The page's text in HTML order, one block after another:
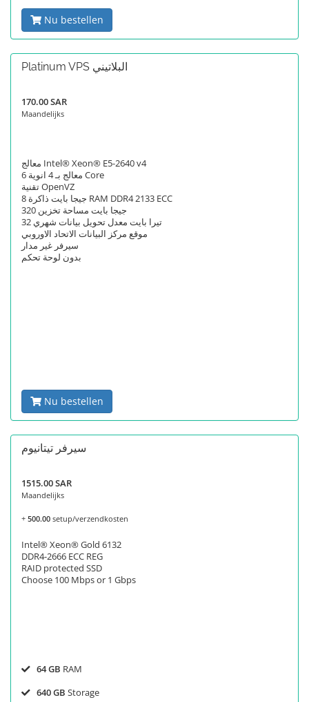
Nu bestellen
Platinum VPS البلاتيني
170.00 SAR
Maandelijks
معالج Intel® Xeon® E5-2640 v4
معالج بـ 4 انوية 6 Core
تقنية OpenVZ
8 جيجا بايت ذاكرة RAM DDR4 2133 ECC
320 جيجا بايت مساحة تخزين
32 تيرا بايت معدل تحويل بيانات شهري
موقع مركز البيانات الاتحاد الاوروبي
سيرفر غير مدار
بدون لوحة تحكم
Nu bestellen
سيرفر تيتانيوم
1515.00 SAR
Maandelijks
+ 500.00 setup/verzendkosten
Intel® Xeon® Gold 6132
DDR4-2666 ECC REG
RAID protected SSD
Choose 100 Mbps or 1 Gbps
64 GB RAM
640 GB Storage